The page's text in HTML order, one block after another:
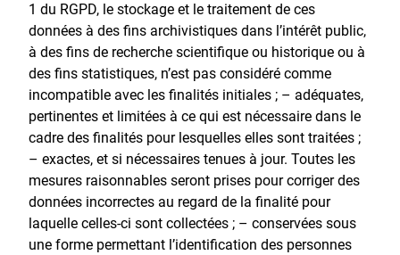
1 du RGPD, le stockage et le traitement de ces
données à des fins archivistiques dans l’intérêt public,
à des fins de recherche scientifique ou historique ou à
des fins statistiques, n’est pas considéré comme
incompatible avec les finalités initiales ; – adéquates,
pertinentes et limitées à ce qui est nécessaire dans le
cadre des finalités pour lesquelles elles sont traitées ;
– exactes, et si nécessaires tenues à jour. Toutes les
mesures raisonnables seront prises pour corriger des
données incorrectes au regard de la finalité pour
laquelle celles-ci sont collectées ; – conservées sous
une forme permettant l’identification des personnes